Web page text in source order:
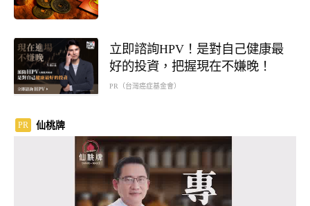
立即諮詢HPV！是對自己健康最
好的投資，把握現在不嫌晚！
PR（台灣癌症基金會）
PR 仙桃牌